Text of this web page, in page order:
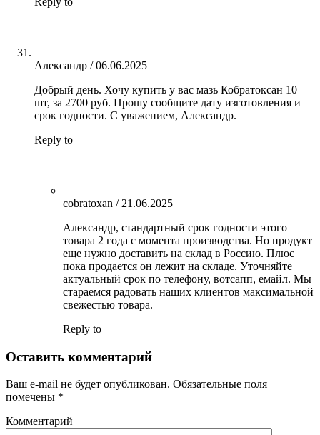
Александр /06.06.2025
Добрый день. Хочу купить у вас мазь Кобратоксан 10
шт, за 2700 руб. Прошу сообщите дату изготовления и
срок годности. С уважением, Александр.
Reply to
cobratoxan / 21.06.2025
Александр, стандартный срок годности этого
товара 2 года с момента производства. Но продукт
еще нужно доставить на склад в Россию. Плюс
пока продается он лежит на складе. Уточняйте
актуальный срок по телефону, вотсапп, емайл. Мы
стараемся радовать наших клиентов максимальной
свежестью товара.
Reply to
Оставить комментарий
Ваш e-mail не будет опубликован. Обязательные поля
помечены *
Комментарий